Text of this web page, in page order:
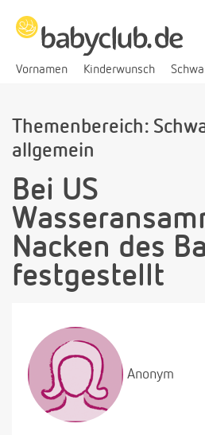
Vornamen Kinderwunsch
Themenbereich:
allgemein
Bei US
Nacken des
festgestellt
Anonym